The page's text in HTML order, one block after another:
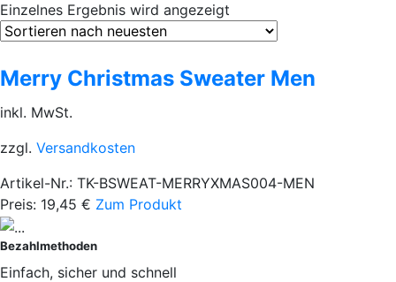
Einzelnes Ergebnis wird angezeigt
Merry Christmas Sweater Men
inkl. MwSt.
zzgl. Versandkosten
Artikel-Nr.: TK-BSWEAT-MERRYXMAS004-MEN
Preis: 19,45 € Zum Produkt
Bezahlmethoden
Einfach, sicher und schnell